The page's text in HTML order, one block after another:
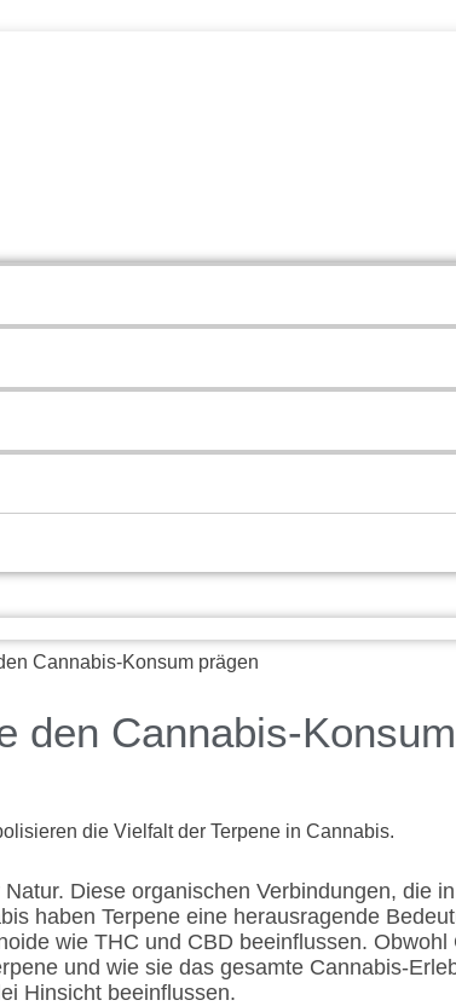
Cannabis-Konsum prägen
den Cannabis-
Diese organischen Verbindungen, die
haben Terpene eine herausragende
wie THC und CBD beeinflussen.
und wie sie das gesamte Cannabis-
Hinsicht beeinflussen.